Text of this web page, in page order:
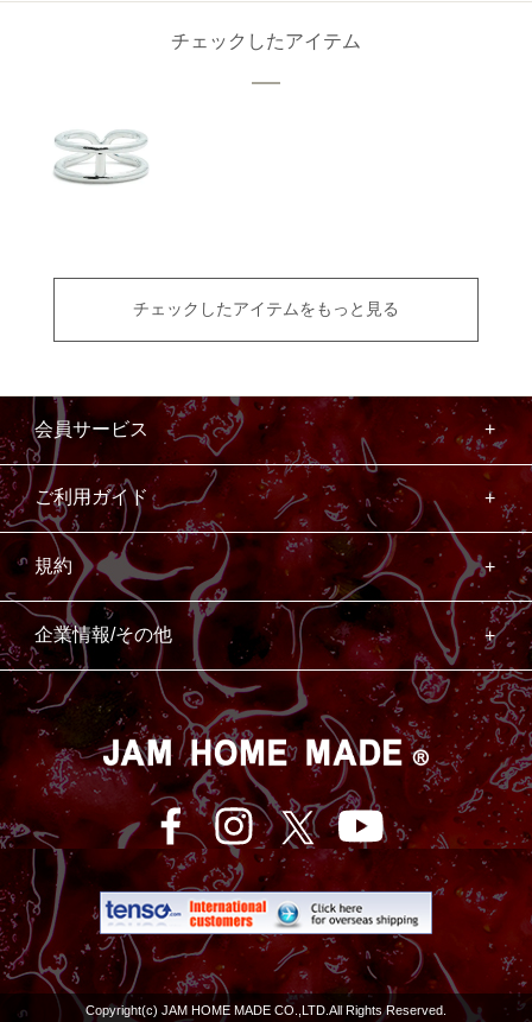
チェックしたアイテム
チェックしたアイテムをもっと見る
会員サービス
ご利用ガイド
規約
企業情報/その他
Copyright(c) JAM HOME MADE CO.,LTD.All Rights Reserved.